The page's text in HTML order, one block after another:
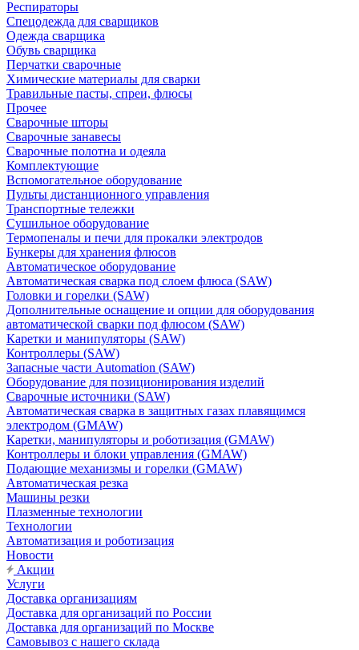
Респираторы
Спецодежда для сварщиков
Одежда сварщика
Обувь сварщика
Перчатки сварочные
Химические материалы для сварки
Травильные пасты, спреи, флюсы
Прочее
Сварочные шторы
Сварочные занавесы
Сварочные полотна и одеяла
Комплектующие
Вспомогательное оборудование
Пульты дистанционного управления
Транспортные тележки
Сушильное оборудование
Термопеналы и печи для прокалки электродов
Бункеры для хранения флюсов
Автоматическое оборудование
Автоматическая сварка под слоем флюса (SAW)
Головки и горелки (SAW)
Дополнительные оснащение и опции для оборудования
автоматической сварки под флюсом (SAW)
Каретки и манипуляторы (SAW)
Контроллеры (SAW)
Запасные части Automation (SAW)
Оборудование для позиционирования изделий
Сварочные источники (SAW)
Автоматическая сварка в защитных газах плавящимся
электродом (GMAW)
Каретки, манипуляторы и роботизация (GMAW)
Контроллеры и блоки управления (GMAW)
Подающие механизмы и горелки (GMAW)
Автоматическая резка
Машины резки
Плазменные технологии
Технологии
Автоматизация и роботизация
Новости
Акции
Услуги
Доставка организациям
Доставка для организаций по России
Доставка для организаций по Москве
Самовывоз с нашего склада